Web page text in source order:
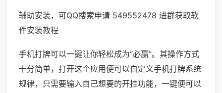
辅助安装，可QQ搜索申请 549552478 进群获取软
件安装教程
手机打牌可以一键让你轻松成为“必赢”。其操作方式
十分简单，打开这个应用便可以自定义手机打牌系统
规律，只需要输入自己想要的开挂功能，一键便可以